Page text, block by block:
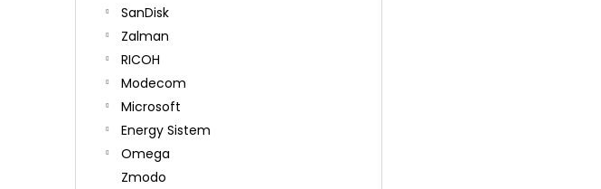
SanDisk
Zalman
RICOH
Modecom
Microsoft
Energy Sistem
Omega
Zmodo